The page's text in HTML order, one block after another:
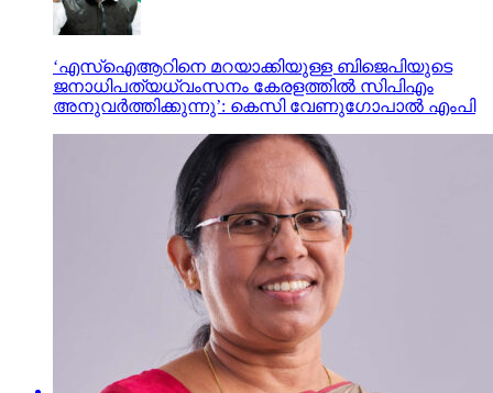
‘എസ്‌ഐആറിനെ മറയാക്കിയുള്ള ബിജെപിയുടെ
ജനാധിപത്യധ്വംസനം കേരളത്തില്‍ സിപിഎം
അനുവര്‍ത്തിക്കുന്നു’: കെസി വേണുഗോപാല്‍ എംപി